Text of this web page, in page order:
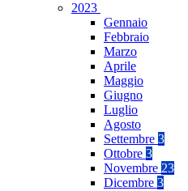
2023
Gennaio
Febbraio
Marzo
Aprile
Maggio
Giugno
Luglio
Agosto
Settembre 3
Ottobre 3
Novembre 23
Dicembre 3